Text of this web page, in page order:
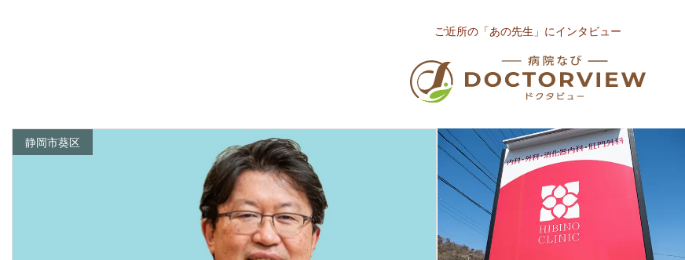
ご近所の「あの先生」にインタビュー
静岡市葵区